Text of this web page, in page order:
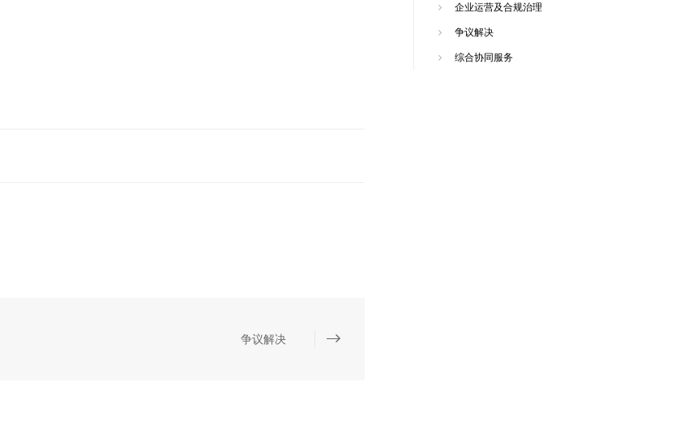
争议解决
企业运营及合规治理
争议解决
综合协同服务